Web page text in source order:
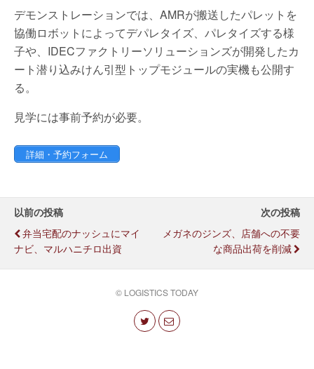
デモンストレーションでは、AMRが搬送したパレットを
協働ロボットによってデパレタイズ、パレタイズする様
子や、IDECファクトリーソリューションズが開発したカ
ート潜り込みけん引型トップモジュールの実機も公開す
る。
見学には事前予約が必要。
詳細・予約フォーム
以前の投稿
弁当宅配のナッシュにマイ
ナビ、マルハニチロ出資
次の投稿
メガネのジンズ、店舗への不要
な商品出荷を削減
© LOGISTICS TODAY